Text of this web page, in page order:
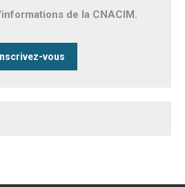
de la CNACIM.
vous